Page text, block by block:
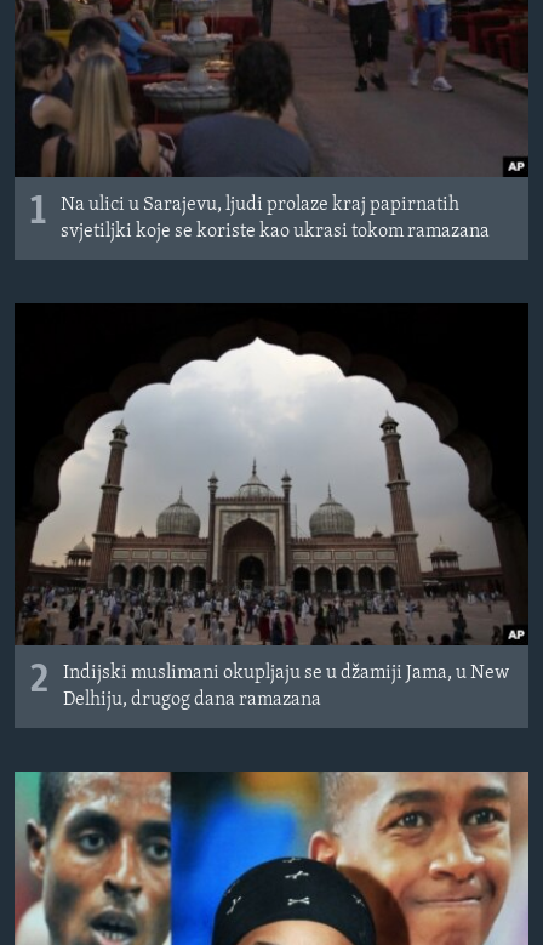
1
Na ulici u Sarajevu, ljudi prolaze kraj papirnatih
svjetiljki koje se koriste kao ukrasi tokom ramazana
2
Indijski muslimani okupljaju se u džamiji Jama, u New
Delhiju, drugog dana ramazana